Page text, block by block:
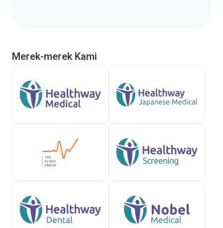
Merek-merek Kami